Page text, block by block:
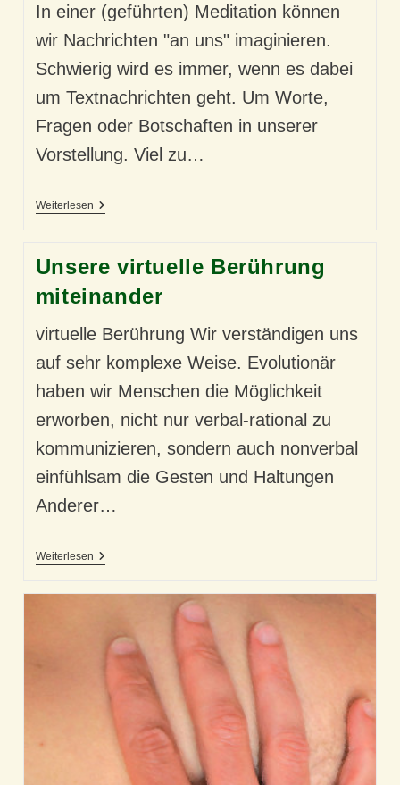
In einer (geführten) Meditation können
wir Nachrichten "an uns" imaginieren.
Schwierig wird es immer, wenn es dabei
um Textnachrichten geht. Um Worte,
Fragen oder Botschaften in unserer
Vorstellung. Viel zu…
WeiterlesenGeschützt:
Mehr
Als
Tausend
Worte
Unsere virtuelle Berührung
miteinander
virtuelle Berührung Wir verständigen uns
auf sehr komplexe Weise. Evolutionär
haben wir Menschen die Möglichkeit
erworben, nicht nur verbal-rational zu
kommunizieren, sondern auch nonverbal
einfühlsam die Gesten und Haltungen
Anderer…
WeiterlesenUnsere